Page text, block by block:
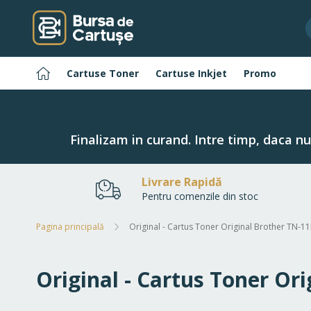
Navigați
la
Conținut
PaginaCartuse Toner Cartuse Inkjet Promo
Finalizam in curand. Intre timp, daca
Livrare Rapidă
Pentru comenzile din stoc
Pagina principală Original - Cartus Toner Original Brother TN-
Original - Cartus Toner